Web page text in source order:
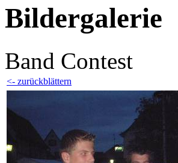
Bildergalerie
Band Contest
<- zurückblättern